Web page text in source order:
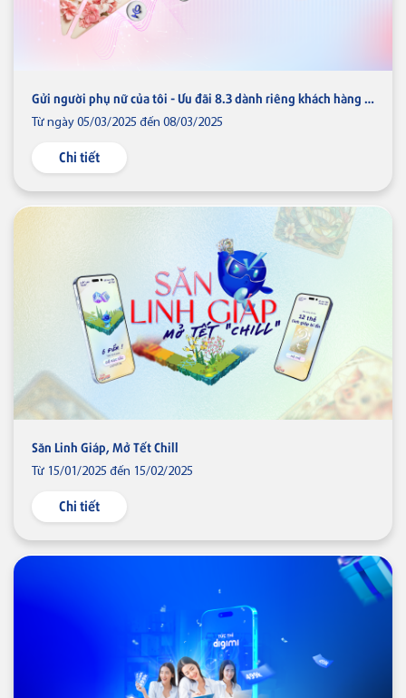
Gửi người phụ nữ của tôi - Ưu đãi 8.3 dành riêng khách hàng nữ
Từ ngày 05/03/2025 đến 08/03/2025
Chi tiết
Săn Linh Giáp, Mở Tết Chill
Từ 15/01/2025 đến 15/02/2025
Chi tiết
Thẻ VISA
Thẻ tín dụng BVBank Visa inStyle
Thẻ tín dụng
Thẻ tín dụng BVBank Visa Joy
Thẻ tín dụng BVBank VISA
Thẻ tín dụng BVBank Visa Ms.